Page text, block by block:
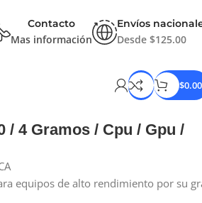
Contacto
Mas información
Envíos
Desde $125.00
$0.00
/ 4 Gramos / Cpu / Gpu /
equipos de alto rendimiento por su